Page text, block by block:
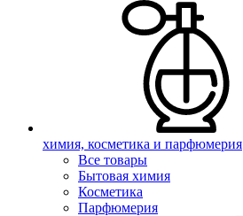
химия, косметика и парфюмерия
Все товары
Бытовая химия
Косметика
Парфюмерия